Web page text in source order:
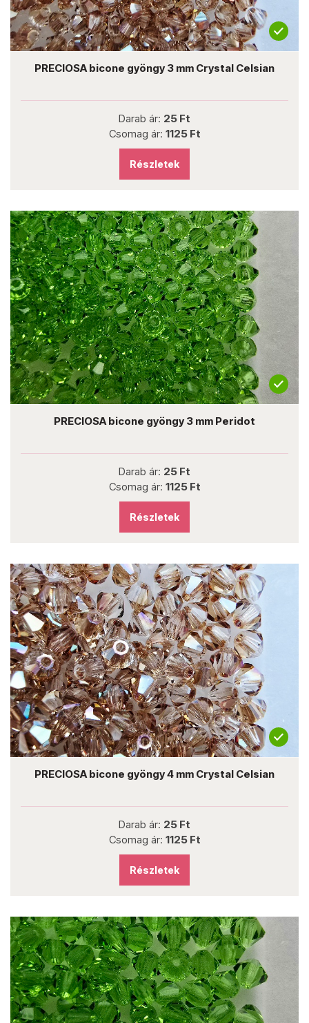
PRECIOSA bicone gyöngy 3 mm Crystal Celsian
Darab ár: 25 Ft
Csomag ár: 1125 Ft
Részletek
PRECIOSA bicone gyöngy 3 mm Peridot
Darab ár: 25 Ft
Csomag ár: 1125 Ft
Részletek
PRECIOSA bicone gyöngy 4 mm Crystal Celsian
Darab ár: 25 Ft
Csomag ár: 1125 Ft
Részletek